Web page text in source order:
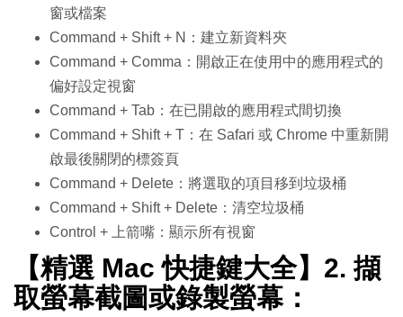
窗或檔案
Command + Shift + N：建立新資料夾
Command + Comma：開啟正在使用中的應用程式的
偏好設定視窗
Command + Tab：在已開啟的應用程式間切換
Command + Shift + T：在 Safari 或 Chrome 中重新開
啟最後關閉的標簽頁
Command + Delete：將選取的項目移到垃圾桶
Command + Shift + Delete：清空垃圾桶
Control + 上箭嘴：顯示所有視窗
【精選 Mac 快捷鍵大全】2. 擷
取螢幕截圖或錄製螢幕：